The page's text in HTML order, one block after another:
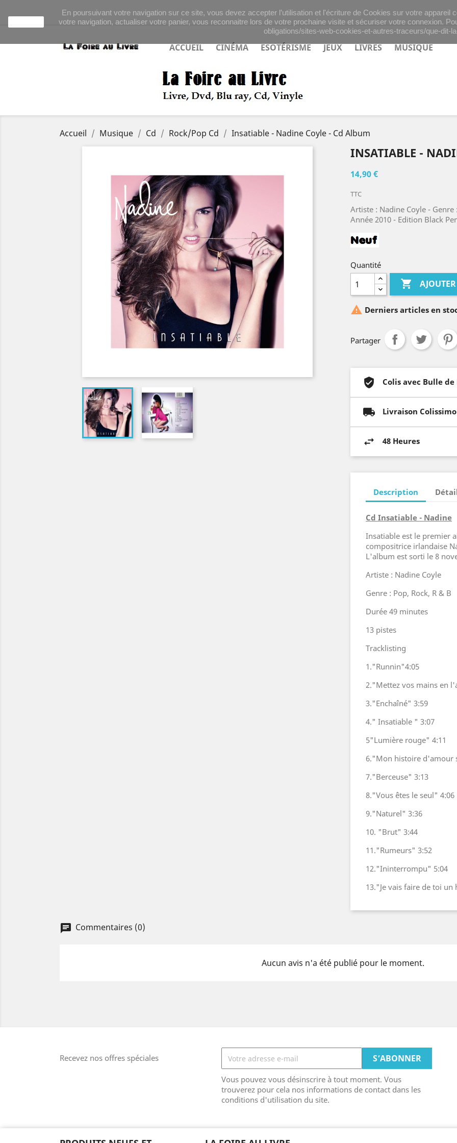
En poursuivant votre navigation sur ce site, vous devez accepter l’utilisation et l'écriture de Cookies sur votre
votre navigation, actualiser votre panier, vous reconnaitre lors de votre prochaine visite et sécuriser votre connexion.
obligations/sites-web-cookies-et-autres-traceurs/que-dit-
ACCUEIL CINÉMA ESOTÉRISME JEUX LIVRES MUSIQUE
Accueil Musique Cd Rock/Pop Cd Insatiable - Nadine Coyle - Cd Album
INSATIABLE -
14,90 €
TTC
Artiste : Nadine Coyle -
Année 2010 - Edition Black
Quantité

 Derniers articles en
Partager
Colis avec Bulle
Livraison Colissimo
48 Heures
Description
Cd Insatiable - Nadine
Insatiable est le premier
compositrice irlandaise
L'album est sorti le 8
Artiste : Nadine Coyle
Genre : Pop, Rock, R & B
Durée 49 minutes
13 pistes
Tracklisting
1."Runnin"4:05
2."Mettez vos mains en
3."Enchaîné" 3:59
4." Insatiable " 3:07
5"Lumière rouge" 4:11
6."Mon histoire d'amour
7."Berceuse" 3:13
8."Vous êtes le seul" 4:06
9."Naturel" 3:36
10. "Brut" 3:44
11."Rumeurs" 3:52
12."Ininterrompu" 5:04
13."Je vais faire de toi un
Commentaires (0)
Aucun avis n'a été publié pour le moment.
Recevez nos offres spéciales
Vous pouvez vous désinscrire à tout moment. Vous
trouverez pour cela nos informations de contact dans les
conditions d'utilisation du site.